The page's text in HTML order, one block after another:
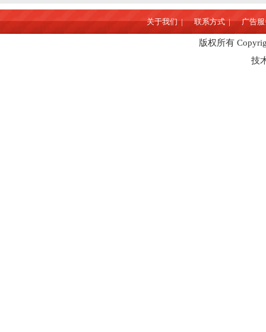
关于我们 | 联系方式 | 广告
版权所有
技